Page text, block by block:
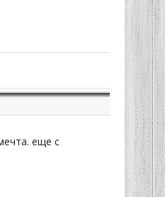
еще с